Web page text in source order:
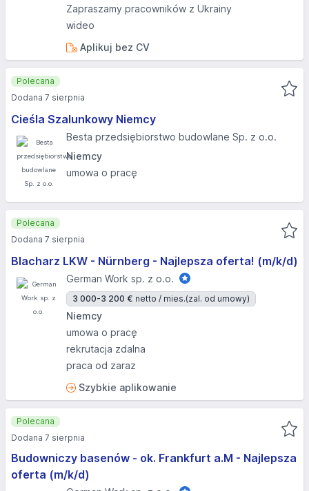
Zapraszamy pracowników z Ukrainy
wideo
Aplikuj bez CV
Cieśla Szalunkowy Niemcy
Besta przedsiębiorstwo budowlane Sp. z o.o.
Niemcy
umowa o pracę
Polecana
Dodana 7 sierpnia
Blacharz LKW - Nürnberg - Najlepsza oferta! (m/k/d)
German Work sp. z o.o.
3 000-3 200 € netto / mies.(zal. od umowy)
Niemcy
umowa o pracę
rekrutacja zdalna
praca od zaraz
Szybkie aplikowanie
Polecana
Dodana 7 sierpnia
Budowniczy basenów - ok. Frankfurt a.M - Najlepsza
oferta (m/k/d)
Polecana
Dodana 7 sierpnia